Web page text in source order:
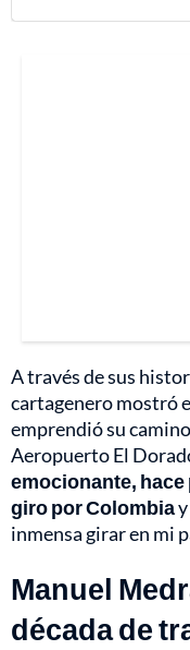
A través de sus
cartagenero mostró
emprendió su
Aeropuerto El
emocionante, hace
giro por Colombia
inmensa girar en mi
Manuel
década de